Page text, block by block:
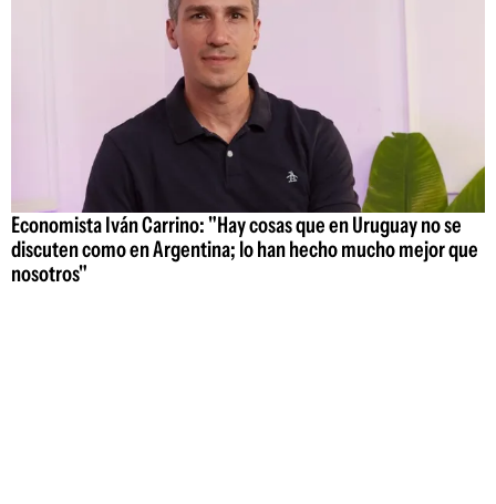
Economista Iván Carrino: "Hay cosas que en Uruguay no se
discuten como en Argentina; lo han hecho mucho mejor que
nosotros"